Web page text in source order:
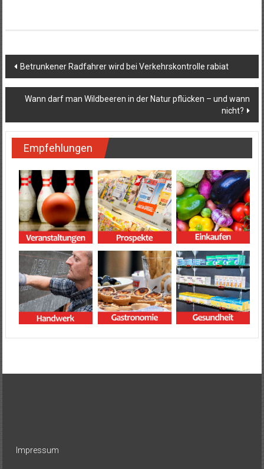
Beitragsnavigation
Betrunkener Radfahrer wird bei Verkehrskontrolle rabiat
Wann darf man Wildbeeren in der Natur pflücken – und wann
nicht?
Empfehlungen
Impressum